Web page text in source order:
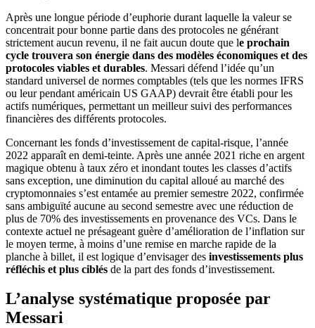
Après une longue période d’euphorie durant laquelle la valeur se
concentrait pour bonne partie dans des protocoles ne générant
strictement aucun revenu, il ne fait aucun doute que le prochain
cycle trouvera son énergie dans des modèles économiques et des
protocoles viables et durables. Messari défend l’idée qu’un
standard universel de normes comptables (tels que les normes IFRS
ou leur pendant américain US GAAP) devrait être établi pour les
actifs numériques, permettant un meilleur suivi des performances
financières des différents protocoles.
Concernant les fonds d’investissement de capital-risque, l’année
2022 apparaît en demi-teinte. Après une année 2021 riche en argent
magique obtenu à taux zéro et inondant toutes les classes d’actifs
sans exception, une diminution du capital alloué au marché des
cryptomonnaies s’est entamée au premier semestre 2022, confirmée
sans ambiguïté aucune au second semestre avec une réduction de
plus de 70% des investissements en provenance des VCs. Dans le
contexte actuel ne présageant guère d’amélioration de l’inflation sur
le moyen terme, à moins d’une remise en marche rapide de la
planche à billet, il est logique d’envisager des investissements plus
réfléchis et plus ciblés de la part des fonds d’investissement.
L’analyse systématique proposée par
Messari